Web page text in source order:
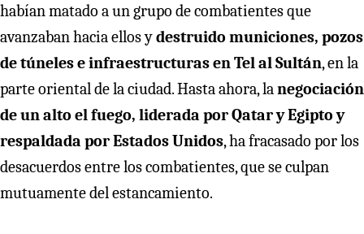
habían matado a un grupo de combatientes que
avanzaban hacia ellos ydestruido municiones, pozos
de túneles e infraestructuras en Tel al Sultán, en la
parte oriental de la ciudad. Hasta ahora, lanegociación
de un alto el fuego, liderada por Qatar y Egipto y
respaldada por Estados Unidos, ha fracasado por los
desacuerdos entre los combatientes, que se culpan
mutuamente del estancamiento.